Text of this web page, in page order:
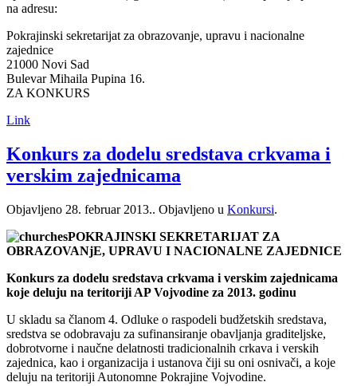
na adresu:
Pokrajinski sekretarijat za obrazovanje, upravu i nacionalne
zajednice
21000 Novi Sad
Bulevar Mihaila Pupina 16.
ZA KONKURS
Link
Konkurs za dodelu sredstava crkvama i
verskim zajednicama
Objavljeno 28. februar 2013.. Objavljeno u Konkursi.
POKRAJINSKI SEKRETARIJAT ZA
OBRAZOVANjE, UPRAVU I NACIONALNE ZAJEDNICE
Konkurs za dodelu sredstava crkvama i verskim zajednicama
koje deluju na teritoriji AP Vojvodine za 2013. godinu
U skladu sa članom 4. Odluke o raspodeli budžetskih sredstava,
sredstva se odobravaju za sufinansiranje obavljanja graditeljske,
dobrotvorne i naučne delatnosti tradicionalnih crkava i verskih
zajednica, kao i organizacija i ustanova čiji su oni osnivači, a koje
deluju na teritoriji Autonomne Pokrajine Vojvodine.